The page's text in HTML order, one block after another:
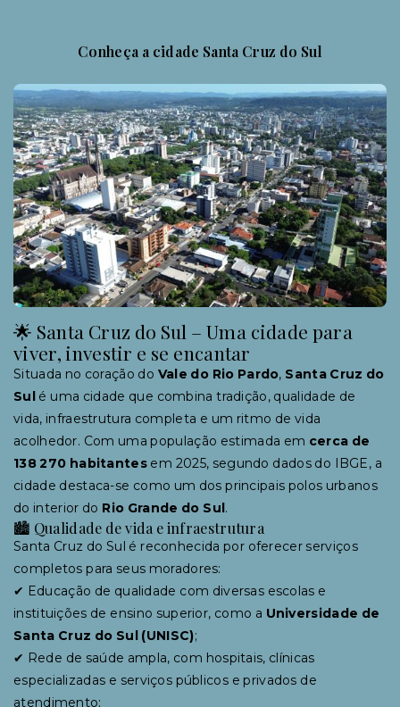
Conheça a cidade Santa Cruz do Sul
🌟 Santa Cruz do Sul – Uma cidade para
viver, investir e se encantar
Situada no coração do Vale do Rio Pardo, Santa Cruz do
Sulé uma cidade que combina tradição, qualidade de
vida, infraestrutura completa e um ritmo de vida
acolhedor. Com uma população estimada em cerca de
138 270 habitantesem 2025, segundo dados do IBGE, a
cidade destaca-se como um dos principais polos urbanos
do interior do Rio Grande do Sul.
🏙 Qualidade de vida e infraestrutura
Santa Cruz do Sul é reconhecida por oferecer serviços
completos para seus moradores:
✔ Educação de qualidade com diversas escolas e
instituições de ensino superior, como a Universidade de
Santa Cruz do Sul (UNISC);
✔ Rede de saúde ampla, com hospitais, clínicas
especializadas e serviços públicos e privados de
atendimento;